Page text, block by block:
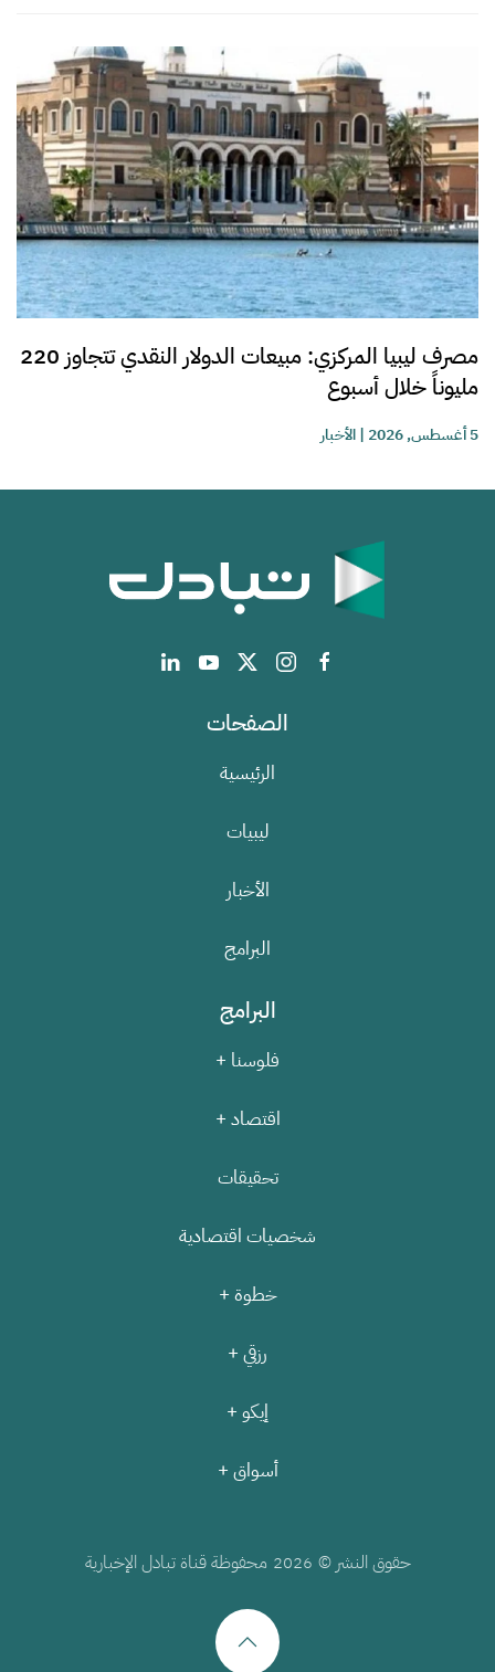
مصرف ليبيا المركزي: مبيعات الدولار النقدي تتجاوز 220
مليوناً خلال أسبوع
5 أغسطس, 2026 |الأخبار
الصفحات
الرئيسية
ليبيات
الأخبار
البرامج
البرامج
فلوسنا +
اقتصاد +
تحقيقات
شخصيات اقتصادية
خطوة +
رزقي +
إيكو +
أسواق +
حقوق النشر © 2026 محفوظة قناة تبادل الإخبارية